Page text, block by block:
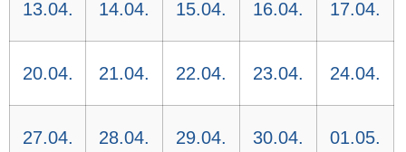
13.04. 14.04. 15.04. 16.04. 17.04.
20.04. 21.04. 22.04. 23.04. 24.04.
27.04. 28.04. 29.04. 30.04. 01.05.